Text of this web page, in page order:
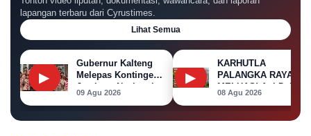
lapangan terbaru dari Cyrustimes.
Lihat Semua
▶
Gubernur Kalteng
Melepas Kontingen
Jambore Nasional
XII 2026
09 Agu 2026
▶
KARHUTLA
PALANGKA RAYA
MELUAS! Api Dekati
Permukiman, Rumah
Terbakar
08 Agu 2026